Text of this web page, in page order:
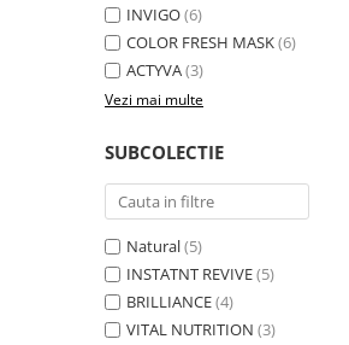
INVIGO(6)
COLOR FRESH MASK(6)
ACTYVA(3)
Vezi mai multe
SUBCOLECTIE
Natural(5)
INSTATNT REVIVE(5)
BRILLIANCE(4)
VITAL NUTRITION (3)